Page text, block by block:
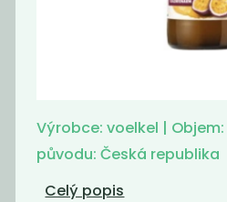
Kafe čekankové
Výrobce: voelkel |
původu: Česká republika
Celý popis